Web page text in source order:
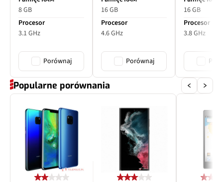
8 GB
Procesor
3.1 GHz
Porównaj
16 GB
Procesor
4.6 GHz
Porównaj
16 GB
Procesor
3.8 GHz
Popularne porównania